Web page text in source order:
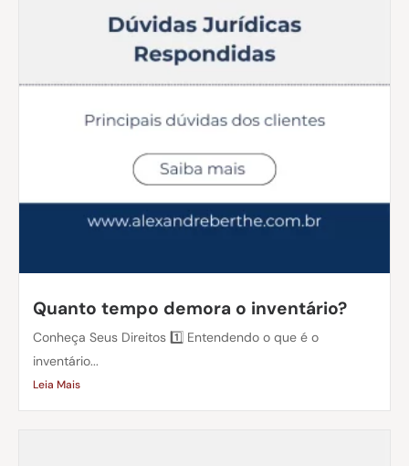
Quanto tempo demora o inventário?
Conheça Seus Direitos 1️⃣ Entendendo o que é o
inventário...
Leia Mais